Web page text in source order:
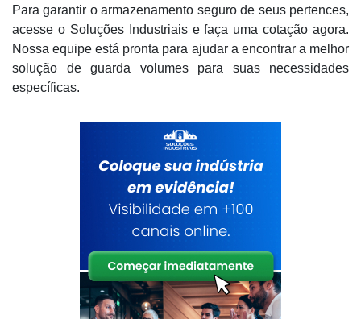
Para garantir o armazenamento seguro de seus pertences,
acesse o Soluções Industriais e faça uma cotação agora.
Nossa equipe está pronta para ajudar a encontrar a melhor
solução de guarda volumes para suas necessidades
específicas.